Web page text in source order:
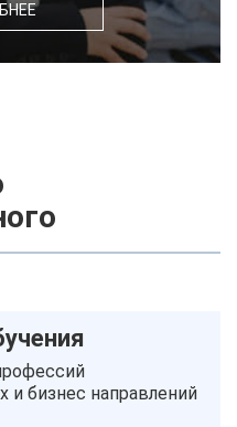
и бизнес направлений